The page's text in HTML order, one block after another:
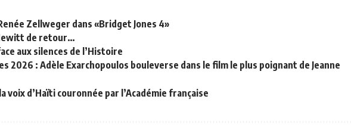
Zellweger dans «Bridget Jones 4»
de retour…
aux silences de l’Histoire
2026 : Adèle Exarchopoulos bouleverse dans le film le plus poignant de Jeanne
voix d’Haïti couronnée par l’Académie française